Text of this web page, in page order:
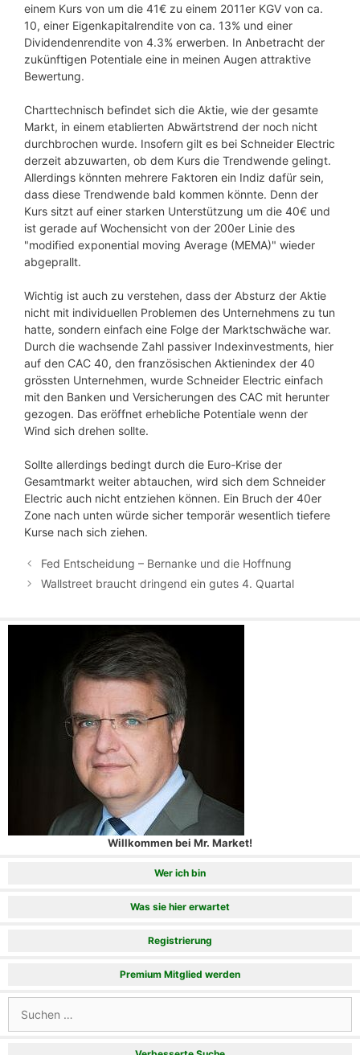
einem Kurs von um die 41€ zu einem 2011er KGV von ca.
10, einer Eigenkapitalrendite von ca. 13% und einer
Dividendenrendite von 4.3% erwerben. In Anbetracht der
zukünftigen Potentiale eine in meinen Augen attraktive
Bewertung.
Charttechnisch befindet sich die Aktie, wie der gesamte
Markt, in einem etablierten Abwärtstrend der noch nicht
durchbrochen wurde. Insofern gilt es bei Schneider Electric
derzeit abzuwarten, ob dem Kurs die Trendwende gelingt.
Allerdings könnten mehrere Faktoren ein Indiz dafür sein,
dass diese Trendwende bald kommen könnte. Denn der
Kurs sitzt auf einer starken Unterstützung um die 40€ und
ist gerade auf Wochensicht von der 200er Linie des
"modified exponential moving Average (MEMA)" wieder
abgeprallt.
Wichtig ist auch zu verstehen, dass der Absturz der Aktie
nicht mit individuellen Problemen des Unternehmens zu tun
hatte, sondern einfach eine Folge der Marktschwäche war.
Durch die wachsende Zahl passiver Indexinvestments, hier
auf den CAC 40, den französischen Aktienindex der 40
grössten Unternehmen, wurde Schneider Electric einfach
mit den Banken und Versicherungen des CAC mit herunter
gezogen. Das eröffnet erhebliche Potentiale wenn der
Wind sich drehen sollte.
Sollte allerdings bedingt durch die Euro-Krise der
Gesamtmarkt weiter abtauchen, wird sich dem Schneider
Electric auch nicht entziehen können. Ein Bruch der 40er
Zone nach unten würde sicher temporär wesentlich tiefere
Kurse nach sich ziehen.
Fed Entscheidung – Bernanke und die Hoffnung
Wallstreet braucht dringend ein gutes 4. Quartal
Willkommen bei Mr. Market!
Wer ich bin
Was sie hier erwartet
Registrierung
Premium Mitglied werden
nach: